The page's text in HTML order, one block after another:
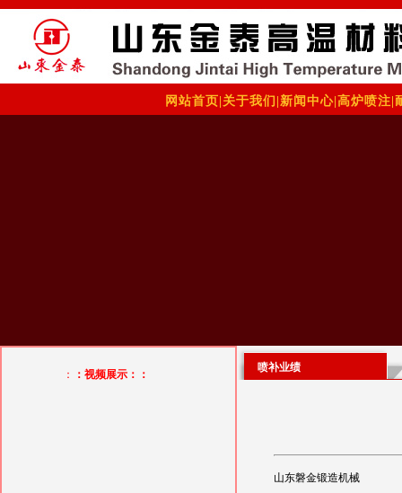
网站首页 关于我们 新闻中心 高炉喷注
： ：视频展示：：
喷补业绩
山东磐金锻造机械